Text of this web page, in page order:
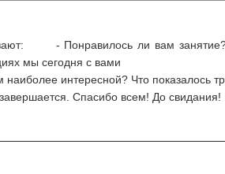
- Понравилось ли вам занятие?
мы сегодня с вами
наиболее интересной? Что показалось
Спасибо всем! До свидания!